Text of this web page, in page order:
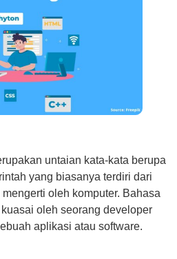
untaian kata-kata berupa
yang biasanya terdiri dari
oleh komputer. Bahasa
oleh seorang developer
aplikasi atau software.